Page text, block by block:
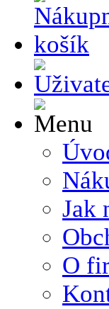
Jak
O